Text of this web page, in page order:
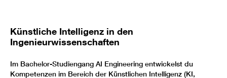
Künstliche Intelligenz in den
Ingenieurwissenschaften
Im Bachelor-Studiengang AI Engineering entwickelst du
Kompetenzen im Bereich der Künstlichen Intelligenz (KI,